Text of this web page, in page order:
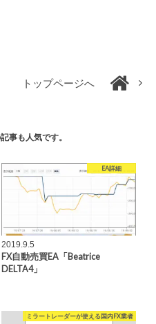
トップページへ
事も人気です。
EA詳細
2019.9.5
FX自動売買EA「Beatrice
DELTA4」
ミラートレーダーが使える国内FX業者